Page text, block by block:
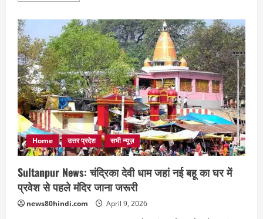
News:
बन
रही
पहली
हाईटेक
‘स्मार्ट
रोड’,
दालमंडी
सड़क
का
बदलेगा
पूरा
नजारा
Home उत्तर प्रदेश सभी न्यूज़
Sultanpur News: चंद्रिका देवी धाम जहां नई बहू का घर में
प्रवेश से पहले मंदिर जाना जरूरी
news80hindi.com April 9, 2026